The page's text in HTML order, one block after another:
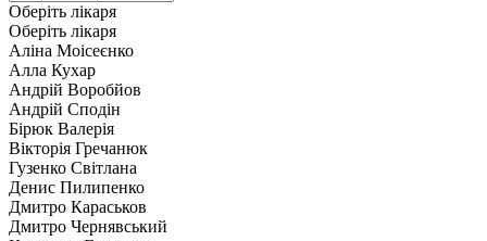
Оберіть лікаря
Оберіть лікаря
Аліна Моісеєнко
Алла Кухар
Андрій Воробйов
Андрій Сподін
Бірюк Валерія
Вікторія Гречанюк
Гузенко Світлана
Денис Пилипенко
Дмитро Караськов
Дмитро Чернявський